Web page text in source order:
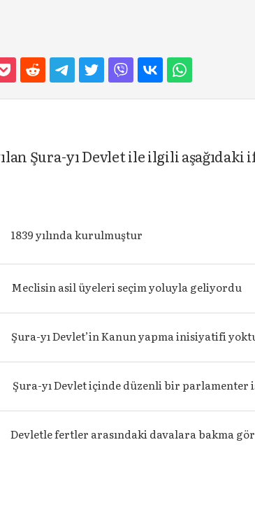
Şura-yı Devlet ile ilgili
1839 yılında kurulmuştur
Meclisin asil üyeleri seçim yoluyla geliyordu
Şura-yı Devlet’in Kanun yapma inisiyatifi
Şura-yı Devlet içinde düzenli bir parlamenter
Devletle fertler arasındaki davalara bakma